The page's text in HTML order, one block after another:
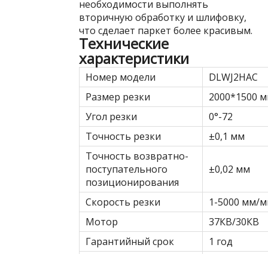
необходимости выполнять
вторичную обработку и шлифовку,
что сделает паркет более красивым.
Технические
характеристики
Номер модели
DLWJ2HAC
Размер резки
2000*1500
Угол резки
0°-72
Точность резки
±0,1 мм
Точность возвратно-
поступательного
позиционирования
±0,02 мм
Скорость резки
1-5000 мм/
Мотор
37КВ/30КВ
Гарантийный срок
1 год